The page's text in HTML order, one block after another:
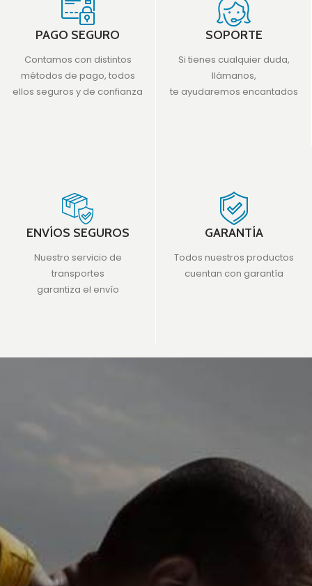
PAGO SEGURO
Contamos con distintos
métodos de pago, todos
ellos seguros y de confianza
SOPORTE
Si tienes cualquier duda,
llámanos,
te ayudaremos encantados
ENVÍOS SEGUROS
Nuestro servicio de
transportes
garantiza el envío
GARANTÍA
Todos nuestros productos
cuentan con garantía